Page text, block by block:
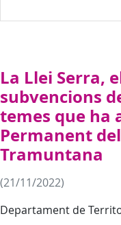
La Llei Serra,
subvencions
temes que ha
Permanent
Tramuntana
(21/11/2022)
Departament de